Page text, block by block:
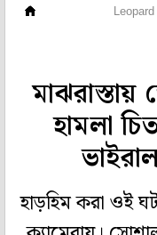
হামলা
হাড়হিম করা ওই